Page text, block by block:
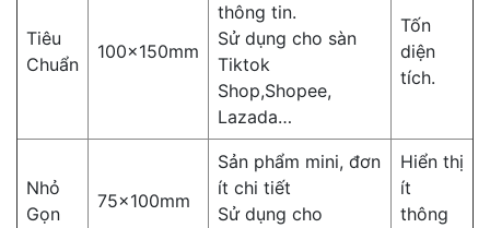
Tiêu
Chuẩn
100x150mm
thông tin.
Sử dụng cho sàn
Tiktok
Shop,Shopee,
Lazada…
Tốn
diện
tích.
Nhỏ
Gọn
75x100mm
Sản phẩm mini, đơn
ít chi tiết
Sử dụng cho
Hiển thị
ít
thông